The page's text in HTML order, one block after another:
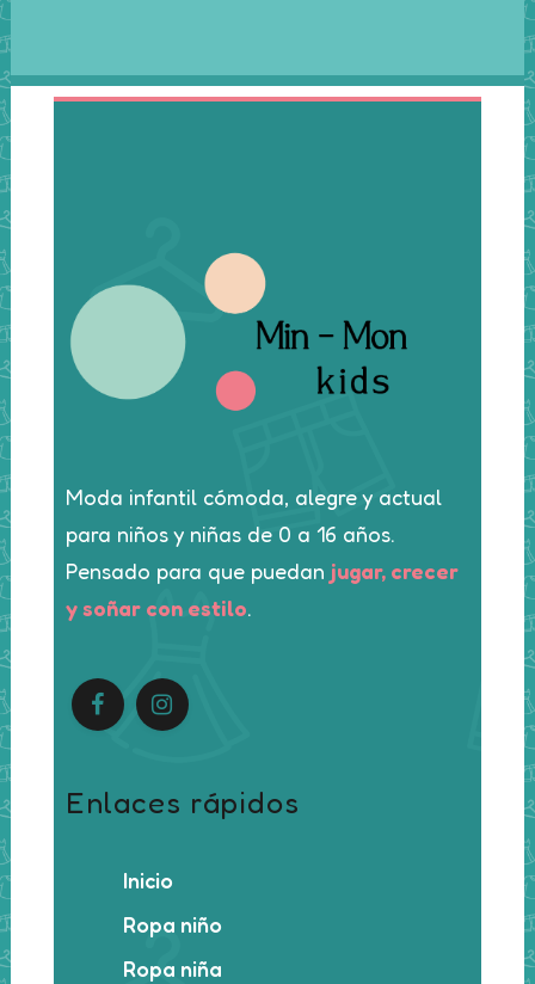
Moda infantil cómoda, alegre y actual
para niños y niñas de 0 a 16 años.
Pensado para que puedan jugar, crecer
y soñar con estilo.
Enlaces rápidos
Inicio
Ropa niño
Ropa niña